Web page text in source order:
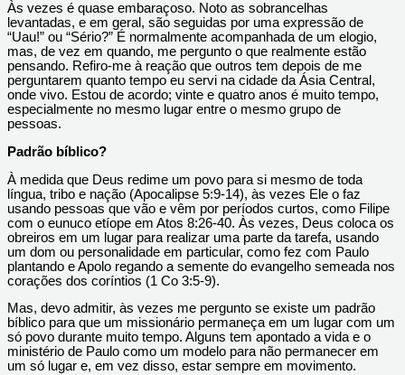
Às vezes é quase embaraçoso. Noto as sobrancelhas
levantadas, e em geral, são seguidas por uma expressão de
“Uau!” ou “Sério?” É normalmente acompanhada de um elogio,
mas, de vez em quando, me pergunto o que realmente estão
pensando. Refiro-me à reação que outros tem depois de me
perguntarem quanto tempo eu servi na cidade da Ásia Central,
onde vivo. Estou de acordo; vinte e quatro anos é muito tempo,
especialmente no mesmo lugar entre o mesmo grupo de
pessoas.
Padrão bíblico?
À medida que Deus redime um povo para si mesmo de toda
língua, tribo e nação (Apocalipse 5:9-14), às vezes Ele o faz
usando pessoas que vão e vêm por períodos curtos, como Filipe
com o eunuco etíope em Atos 8:26-40. Às vezes, Deus coloca os
obreiros em um lugar para realizar uma parte da tarefa, usando
um dom ou personalidade em particular, como fez com Paulo
plantando e Apolo regando a semente do evangelho semeada nos
corações dos coríntios (1 Co 3:5-9).
Mas, devo admitir, às vezes me pergunto se existe um padrão
bíblico para que um missionário permaneça em um lugar com um
só povo durante muito tempo. Alguns tem apontado a vida e o
ministério de Paulo como um modelo para não permanecer em
um só lugar e, em vez disso, estar sempre em movimento.